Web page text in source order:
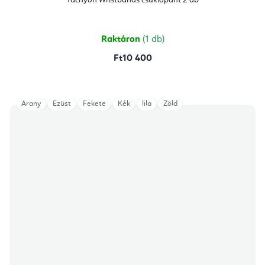
értékelése
csillag.
Raktáron (1 db)
Ft10 400
Arany Ezüst Fekete Kék lila Zöld